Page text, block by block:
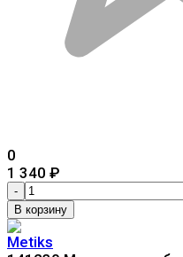
0
1 340 ₽
-
В корзину